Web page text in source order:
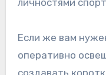
Если же вам
оперативно
создавать